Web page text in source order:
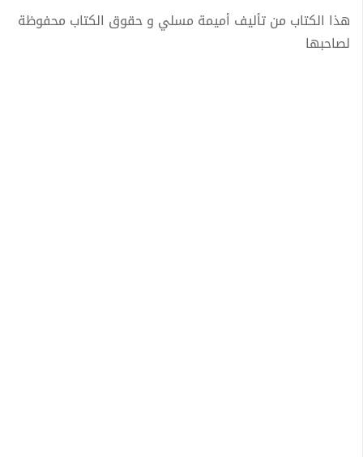
هذا الكتاب من تأليف أميمة مسلي و حقوق الكتاب محفوظة
لصاحبها